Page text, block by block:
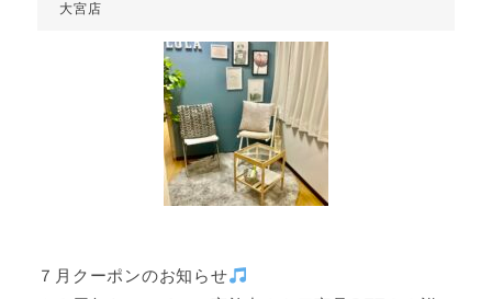
大宮店
７月クーポンのお知らせ